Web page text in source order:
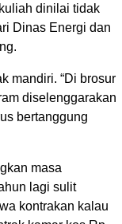
dinilai tidak
Dinas Energi dan
mandiri. “Di brosur
diselenggarakan
bertanggung
masa
lagi sulit
kontrakan kalau